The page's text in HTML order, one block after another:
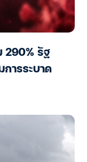
290% รัฐ
ารระบาด